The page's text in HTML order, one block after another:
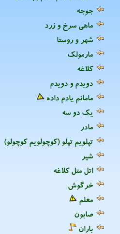
جوجه
ماهی سرخ و زرد
شهر و روستا
مارمولک
کلاغه
دویدم و دویدم
مامانم یادم داده
یک دو سه
مادر
تپلویم تپلو (کوچولویم کوچولو)
شیر
اتل متل کلاغه
خرگوش
معلم
صابون
باران